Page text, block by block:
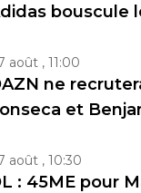
bouscule
août , 11:00
ne
et
août , 10:30
: 45ME pour